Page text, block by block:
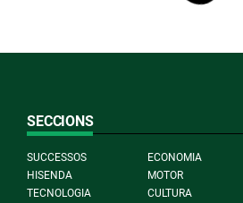
SECCIONS
SUCCESSOS
ECONOMIA
HISENDA
MOTOR
TECNOLOGIA
CULTURA